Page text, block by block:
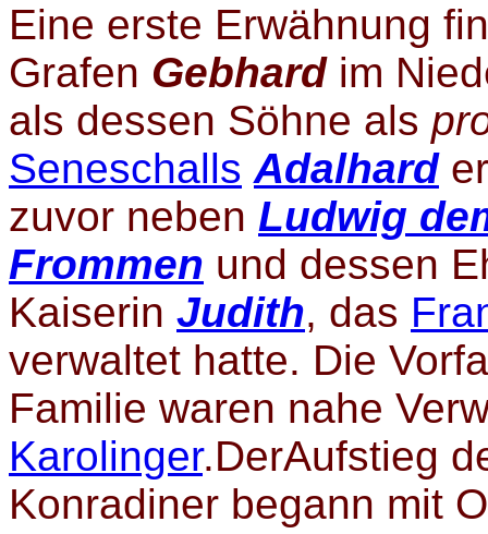
Eine erste Erwähnung
Grafen Gebhardim
als dessen Söhne als
Seneschalls Adalhard
zuvor neben Ludwig
Frommen und dessen
Kaiserin Judith, das
verwaltet hatte. Die
Familie waren nahe
Karolinger.DerAufstieg
Konradiner begann mit